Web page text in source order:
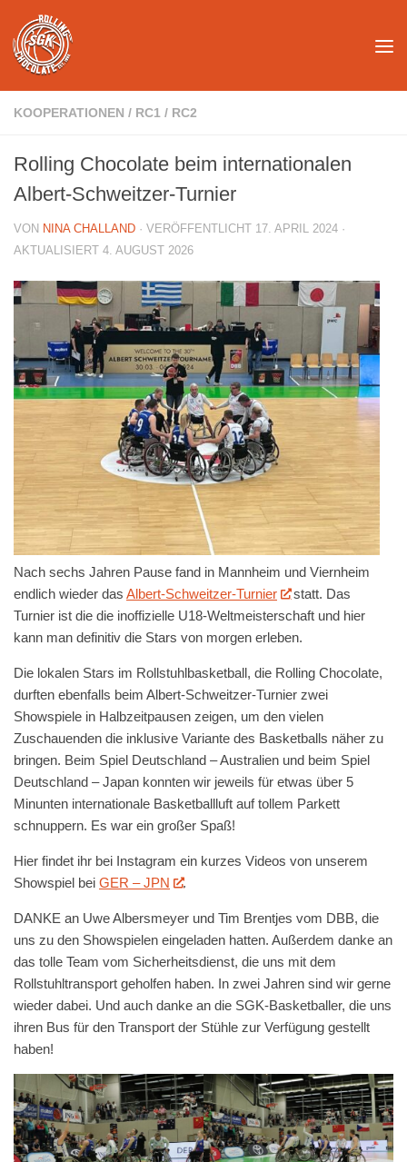
Unter dem Inhalt
KOOPERATIONEN / RC1 / RC2
Rolling Chocolate beim internationalen
Albert-Schweitzer-Turnier
VON NINA CHALLAND · VERÖFFENTLICHT 17. APRIL 2024 ·
AKTUALISIERT 4. AUGUST 2026
Nach sechs Jahren Pause fand in Mannheim und Viernheim
endlich wieder das Albert-Schweitzer-Turnier
statt. Das
Turnier ist die die inoffizielle U18-Weltmeisterschaft und hier
kann man definitiv die Stars von morgen erleben.
Die lokalen Stars im Rollstuhlbasketball, die Rolling Chocolate,
durften ebenfalls beim Albert-Schweitzer-Turnier zwei
Showspiele in Halbzeitpausen zeigen, um den vielen
Zuschauenden die inklusive Variante des Basketballs näher zu
bringen. Beim Spiel Deutschland – Australien und beim Spiel
Deutschland – Japan konnten wir jeweils für etwas über 5
Minunten internationale Basketballluft auf tollem Parkett
schnuppern. Es war ein großer Spaß!
Hier findet ihr bei Instagram ein kurzes Videos von unserem
Showspiel bei GER – JPN .
DANKE an Uwe Albersmeyer und Tim Brentjes vom DBB, die
uns zu den Showspielen eingeladen hatten. Außerdem danke an
das tolle Team vom Sicherheitsdienst, die uns mit dem
Rollstuhltransport geholfen haben. In zwei Jahren sind wir gerne
wieder dabei. Und auch danke an die SGK-Basketballer, die uns
ihren Bus für den Transport der Stühle zur Verfügung gestellt
haben!